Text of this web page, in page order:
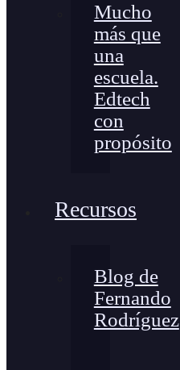
Mucho
más que
una
escuela.
Edtech
con
propósito
Recursos
Blog de
Fernando
Rodríguez